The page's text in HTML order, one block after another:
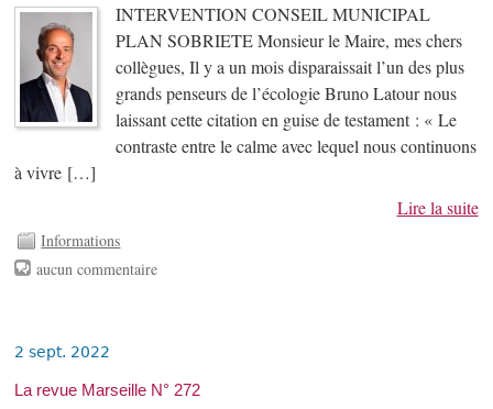
INTERVENTION CONSEIL MUNICIPAL
PLAN SOBRIETE Monsieur le Maire, mes chers
collègues, Il y a un mois disparaissait l’un des plus
grands penseurs de l’écologie Bruno Latour nous
laissant cette citation en guise de testament : « Le
contraste entre le calme avec lequel nous continuons
à vivre […]
Lire la suite
Informations
aucun commentaire
2 sept. 2022
La revue Marseille N° 272